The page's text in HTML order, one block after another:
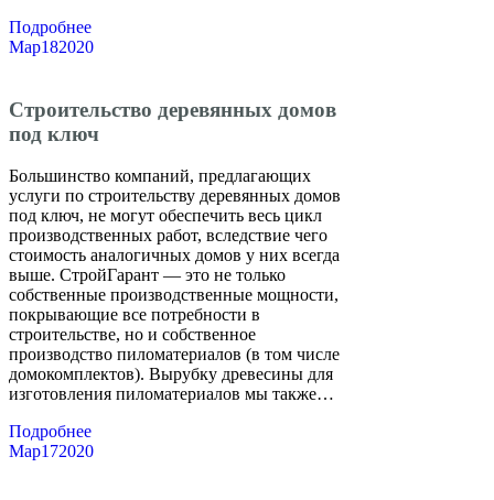
Подробнее
Мар182020
Строительство деревянных домов
под ключ
Большинство компаний, предлагающих
услуги по строительству деревянных домов
под ключ, не могут обеспечить весь цикл
производственных работ, вследствие чего
стоимость аналогичных домов у них всегда
выше. СтройГарант — это не только
собственные производственные мощности,
покрывающие все потребности в
строительстве, но и собственное
производство пиломатериалов (в том числе
домокомплектов). Вырубку древесины для
изготовления пиломатериалов мы также…
Подробнее
Мар172020